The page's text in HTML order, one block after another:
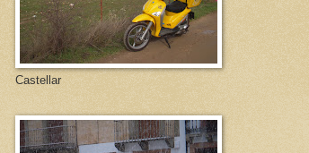
Castellar